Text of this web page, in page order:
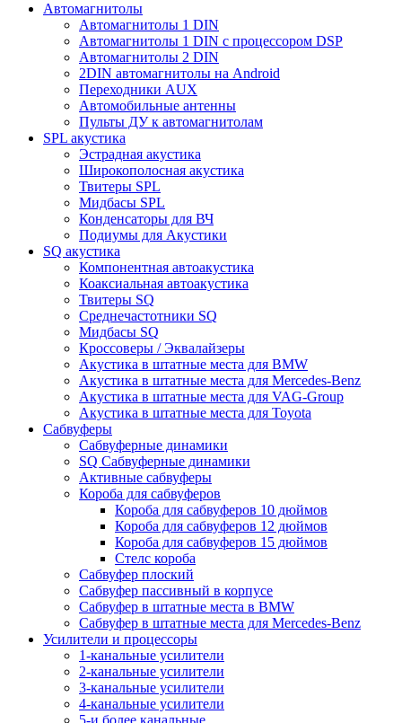
Автомагнитолы
Автомагнитолы 1 DIN
Автомагнитолы 1 DIN с процессором DSP
Автомагнитолы 2 DIN
2DIN автомагнитолы на Android
Переходники AUX
Автомобильные антенны
Пульты ДУ к автомагнитолам
SPL акустика
Эстрадная акустика
Широкополосная акустика
Твитеры SPL
Мидбасы SPL
Конденсаторы для ВЧ
Подиумы для Акустики
SQ акустика
Компонентная автоакустика
Коаксиальная автоакустика
Твитеры SQ
Среднечастотники SQ
Мидбасы SQ
Кроссоверы / Эквалайзеры
Акустика в штатные места для BMW
Акустика в штатные места для Mercedes-Benz
Акустика в штатные места для VAG-Group
Акустика в штатные места для Toyota
Сабвуферы
Сабвуферные динамики
SQ Сабвуферные динамики
Активные сабвуферы
Короба для сабвуферов
Короба для сабвуферов 10 дюймов
Короба для сабвуферов 12 дюймов
Короба для сабвуферов 15 дюймов
Стелс короба
Cабвуфер плоский
Сабвуфер пассивный в корпусе
Сабвуфер в штатные места в BMW
Сабвуфер в штатные места для Mercedes-Benz
Усилители и процессоры
1-канальные усилители
2-канальные усилители
3-канальные усилители
4-канальные усилители
5-и более канальные